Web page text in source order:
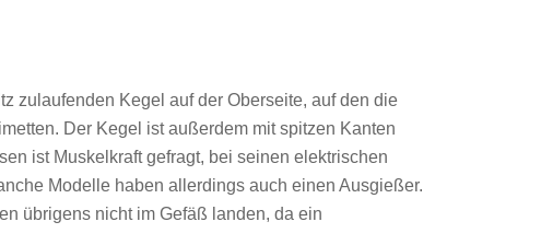
zulaufenden Kegel auf der Oberseite, auf den die
Der Kegel ist außerdem mit spitzen Kanten
ist Muskelkraft gefragt, bei seinen elektrischen
Modelle haben allerdings auch einen Ausgießer.
übrigens nicht im Gefäß landen, da ein